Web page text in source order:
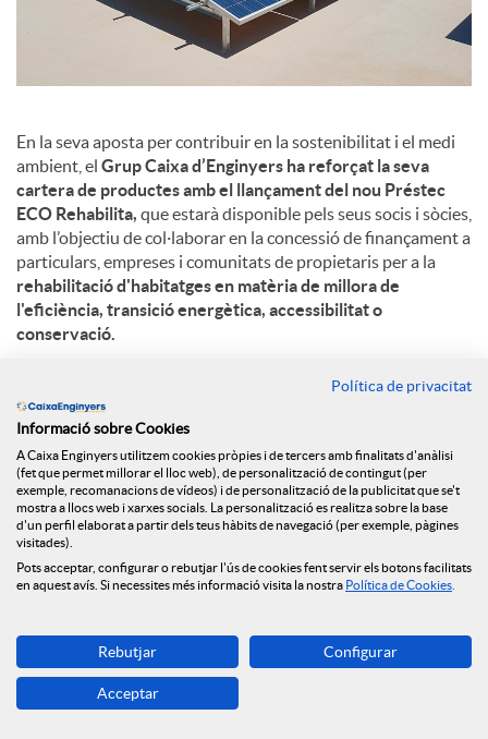
En la seva aposta per contribuir en la sostenibilitat i el medi
ambient, el Grup Caixa d’Enginyers ha reforçat la seva
cartera de productes amb el llançament del nou Préstec
ECO Rehabilita, que estarà disponible pels seus socis i sòcies,
amb l’objectiu de col·laborar en la concessió de finançament a
particulars, empreses i comunitats de propietaris per a la
rehabilitació d'habitatges en matèria de millora de
l'eficiència, transició energètica, accessibilitat o
conservació.
L'arribada dels fons Next Generation per a la rehabilitació
energètica dels edificis residencials i l’acord amb la
Generalitat de Catalunya i Caixa d’Enginyers entre d’altres
entitats financeres, suposa una oportunitat òptima per
aconseguir que els habitatges siguin més sostenibles.
Aquests fonsdestinaran concretament un total de 480
milions d’euros a Catalunya,per tal de millorar barris, edificis
i habitatges, com també per a la creació d’oficines de
rehabilitació. Tenen un potencial d’uns 25.000 habitatges/any
i 75.000 en total.
En aquest sentit, elPréstec ECO Rehabilitapermet invertir
en la reducció del consum d’energia no renovable i millorar el
rendiment de les instal·lacions. Els beneficis energètics,
ambientals, econòmics, socials i saludables que implica
Política de privacitat
Informació sobre Cookies
A Caixa Enginyers utilitzem cookies pròpies i de tercers amb finalitats d'anàlisi
(fet que permet millorar el lloc web), de personalització de contingut (per
exemple, recomanacions de vídeos) i de personalització de la publicitat que se't
mostra a llocs web i xarxes socials. La personalització es realitza sobre la base
d'un perfil elaborat a partir dels teus hàbits de navegació (per exemple, pàgines
visitades).
Pots acceptar, configurar o rebutjar l'ús de cookies fent servir els botons facilitats
en aquest avís. Si necessites més informació visita la nostra Política de Cookies
Rebutjar Configurar
Acceptar